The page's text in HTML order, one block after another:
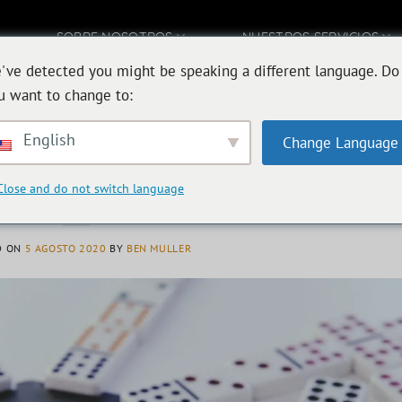
SOBRE NOSOTROS NUESTROS SERVICIOS
CON
EN LÍNEA,ESTRATEGIA
les dangers et s’en protéger
ON 5 AGOSTO 2020 BY BEN MULLER
detected you might be speaking a different language. Do
want to change to:
English Change Language
and do not switch language